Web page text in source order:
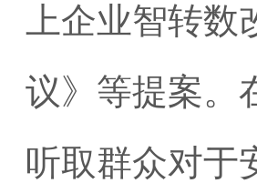
上企业智转
议》等提案。
听取群众对于